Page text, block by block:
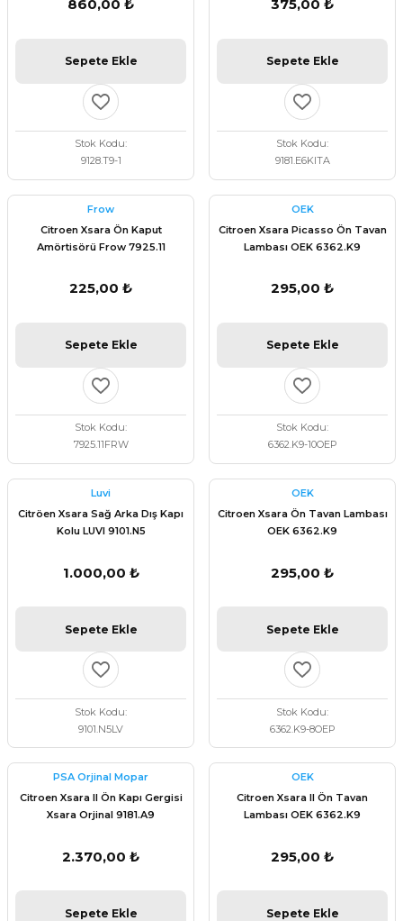
860,00 ₺
Sepete Ekle
Stok Kodu
9128.T9-1
375,00 ₺
Sepete Ekle
Stok Kodu
9181.E6KITA
Frow
Citroen Xsara Ön Kaput
Amörtisörü Frow 7925.11
225,00 ₺
Sepete Ekle
Stok Kodu
7925.11FRW
OEK
Citroen Xsara Picasso Ön Tavan
Lambası OEK 6362.K9
295,00 ₺
Sepete Ekle
Stok Kodu
6362.K9-10OEP
Luvi
Citröen Xsara Sağ Arka Dış Kapı
Kolu LUVI 9101.N5
1.000,00 ₺
Sepete Ekle
Stok Kodu
9101.N5LV
OEK
Citroen Xsara Ön Tavan Lambası
OEK 6362.K9
295,00 ₺
Sepete Ekle
Stok Kodu
6362.K9-8OEP
PSA Orjinal Mopar
Citroen Xsara II Ön Kapı Gergisi
Xsara Orjinal 9181.A9
2.370,00 ₺
Sepete Ekle
OEK
Citroen Xsara II Ön Tavan
Lambası OEK 6362.K9
295,00 ₺
Sepete Ekle